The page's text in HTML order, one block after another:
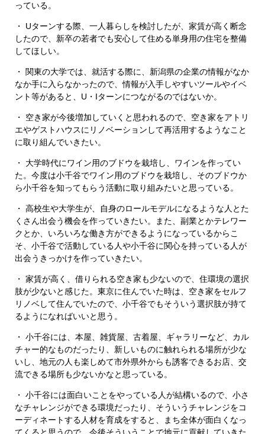
っている。
・ Uターンする際、一人暮らしを検討したが、家賃が高く断念
したので、新卒の若者でも安心して住める単身用の住宅を整備
してほしい。
・ 関東の大学では、就活する際に、新潟県の企業の情報がなか
なか手に入らなかったので、情報が入手しやすいツールやイベ
ント等があると、U・Iターンにつながるのではないか。
・ 空き家が今後増加していくと思われるので、空き家をアトリ
エやゲストハウスにリノベーションして再活用するようなこと
に取り組んでいきたい。
・ 大学時代にワイン用のブドウを栽培し、ワインを作ってい
た。今度は小千谷でワイン用のブドウを栽培し、そのブドウか
ら小千谷を知ってもらう活動に取り組みたいと思っている。
・ 高校生や大学生が、自身のロールモデルになるような人とた
くさん出会う機会を作っていきたい。また、副業とかテレワー
クとか、いろいろな働き方ができるようになっているからこ
そ、小千谷で活動している人や小千谷に関心を持っている人が
出会うきっかけを作っていきたい。
・ 家賃が高く、借りられる空き家も少ないので、住環境の選択
肢が少ないと感じた。東京に住んでいた時は、空き家をセルフ
リノベして住んでいたので、小千谷でもそういう選択肢が持て
るようになればいいと思う。
・ 小千谷には、本屋、雑貨屋、古着屋、ギャラリーなど、カル
チャー的なものだったり、新しいものに触れられる場所が少な
いし、地元の人も楽しめて市外県外からも誘客できるお店、交
流できる場所も少ないかなと思っている。
・ 小千谷には面白いことをやっている人が結構いるので、小さ
なチャレンジができる環境だったり、そういうチャレンジをコ
ーディネートする人材を育成をすると、まち全体が面白くなっ